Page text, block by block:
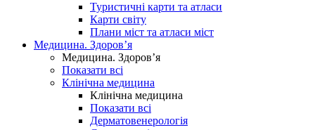
Туристичні карти та атласи
Карти світу
Плани міст та атласи міст
Медицина. Здоров’я
Медицина. Здоров’я
Показати всі
Клінічна медицина
Клінічна медицина
Показати всі
Дерматовенерологія